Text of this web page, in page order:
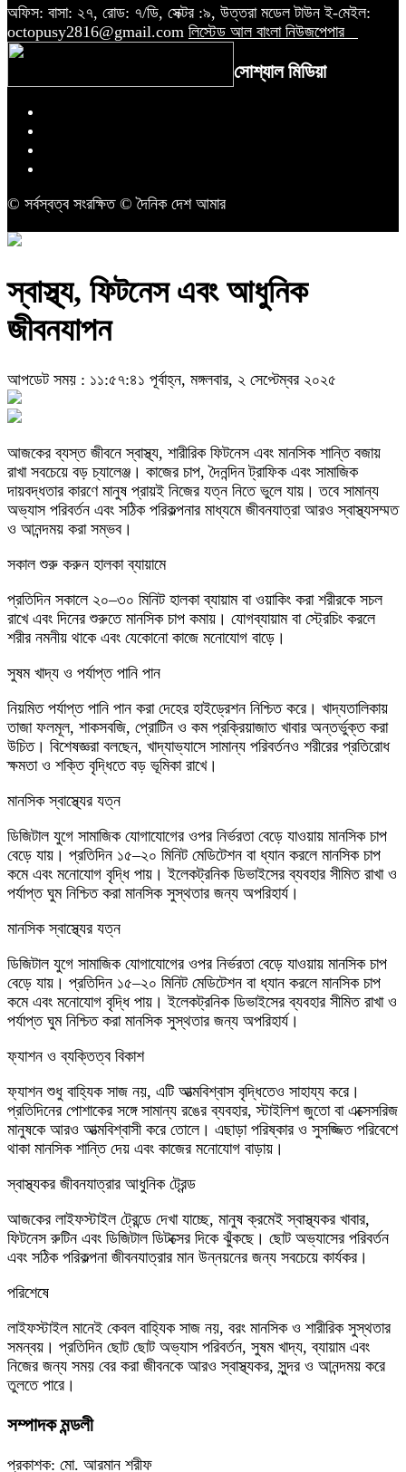
অফিস: বাসা: ২৭, রোড: ৭/ডি, সেক্টর :৯, উত্তরা মডেল টাউন ই-মেইল:
octopusy2816@gmail.com লিস্টেড আল বাংলা নিউজপেপার
সোশ্যাল মিডিয়া
© সর্বস্বত্ব সংরক্ষিত © দৈনিক দেশ আমার
স্বাস্থ্য, ফিটনেস এবং আধুনিক
জীবনযাপন
আপডেট সময় : ১১:৫৭:৪১ পূর্বাহ্ন, মঙ্গলবার, ২ সেপ্টেম্বর ২০২৫
আজকের ব্যস্ত জীবনে স্বাস্থ্য, শারীরিক ফিটনেস এবং মানসিক শান্তি বজায়
রাখা সবচেয়ে বড় চ্যালেঞ্জ। কাজের চাপ, দৈনন্দিন ট্রাফিক এবং সামাজিক
দায়বদ্ধতার কারণে মানুষ প্রায়ই নিজের যত্ন নিতে ভুলে যায়। তবে সামান্য
অভ্যাস পরিবর্তন এবং সঠিক পরিকল্পনার মাধ্যমে জীবনযাত্রা আরও স্বাস্থ্যসম্মত
ও আনন্দময় করা সম্ভব।
সকাল শুরু করুন হালকা ব্যায়ামে
প্রতিদিন সকালে ২০–৩০ মিনিট হালকা ব্যায়াম বা ওয়াকিং করা শরীরকে সচল
রাখে এবং দিনের শুরুতে মানসিক চাপ কমায়। যোগব্যায়াম বা স্ট্রেচিং করলে
শরীর নমনীয় থাকে এবং যেকোনো কাজে মনোযোগ বাড়ে।
সুষম খাদ্য ও পর্যাপ্ত পানি পান
নিয়মিত পর্যাপ্ত পানি পান করা দেহের হাইড্রেশন নিশ্চিত করে। খাদ্যতালিকায়
তাজা ফলমূল, শাকসবজি, প্রোটিন ও কম প্রক্রিয়াজাত খাবার অন্তর্ভুক্ত করা
উচিত। বিশেষজ্ঞরা বলছেন, খাদ্যাভ্যাসে সামান্য পরিবর্তনও শরীরের প্রতিরোধ
ক্ষমতা ও শক্তি বৃদ্ধিতে বড় ভূমিকা রাখে।
মানসিক স্বাস্থ্যের যত্ন
ডিজিটাল যুগে সামাজিক যোগাযোগের ওপর নির্ভরতা বেড়ে যাওয়ায় মানসিক চাপ
বেড়ে যায়। প্রতিদিন ১৫–২০ মিনিট মেডিটেশন বা ধ্যান করলে মানসিক চাপ
কমে এবং মনোযোগ বৃদ্ধি পায়। ইলেকট্রনিক ডিভাইসের ব্যবহার সীমিত রাখা ও
পর্যাপ্ত ঘুম নিশ্চিত করা মানসিক সুস্থতার জন্য অপরিহার্য।
মানসিক স্বাস্থ্যের যত্ন
ডিজিটাল যুগে সামাজিক যোগাযোগের ওপর নির্ভরতা বেড়ে যাওয়ায় মানসিক চাপ
বেড়ে যায়। প্রতিদিন ১৫–২০ মিনিট মেডিটেশন বা ধ্যান করলে মানসিক চাপ
কমে এবং মনোযোগ বৃদ্ধি পায়। ইলেকট্রনিক ডিভাইসের ব্যবহার সীমিত রাখা ও
পর্যাপ্ত ঘুম নিশ্চিত করা মানসিক সুস্থতার জন্য অপরিহার্য।
ফ্যাশন ও ব্যক্তিত্ব বিকাশ
ফ্যাশন শুধু বাহ্যিক সাজ নয়, এটি আত্মবিশ্বাস বৃদ্ধিতেও সাহায্য করে।
প্রতিদিনের পোশাকের সঙ্গে সামান্য রঙের ব্যবহার, স্টাইলিশ জুতো বা এক্সেসরিজ
মানুষকে আরও আত্মবিশ্বাসী করে তোলে। এছাড়া পরিষ্কার ও সুসজ্জিত পরিবেশে
থাকা মানসিক শান্তি দেয় এবং কাজের মনোযোগ বাড়ায়।
স্বাস্থ্যকর জীবনযাত্রার আধুনিক ট্রেন্ড
আজকের লাইফস্টাইল ট্রেন্ডে দেখা যাচ্ছে, মানুষ ক্রমেই স্বাস্থ্যকর খাবার,
ফিটনেস রুটিন এবং ডিজিটাল ডিটক্সের দিকে ঝুঁকছে। ছোট অভ্যাসের পরিবর্তন
এবং সঠিক পরিকল্পনা জীবনযাত্রার মান উন্নয়নের জন্য সবচেয়ে কার্যকর।
পরিশেষে
লাইফস্টাইল মানেই কেবল বাহ্যিক সাজ নয়, বরং মানসিক ও শারীরিক সুস্থতার
সমন্বয়। প্রতিদিন ছোট ছোট অভ্যাস পরিবর্তন, সুষম খাদ্য, ব্যায়াম এবং
নিজের জন্য সময় বের করা জীবনকে আরও স্বাস্থ্যকর, সুন্দর ও আনন্দময় করে
তুলতে পারে।
সম্পাদক মন্ডলী
প্রকাশক: মো. আরমান শরীফ